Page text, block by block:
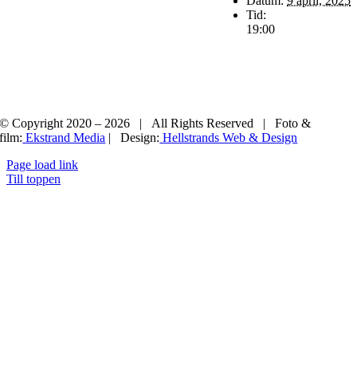
Tid:
19:00
© Copyright 2020 –2026 | All Rights Reserved | Foto &
film: Ekstrand Media | Design: Hellstrands Web & Design
Page load link
Till toppen